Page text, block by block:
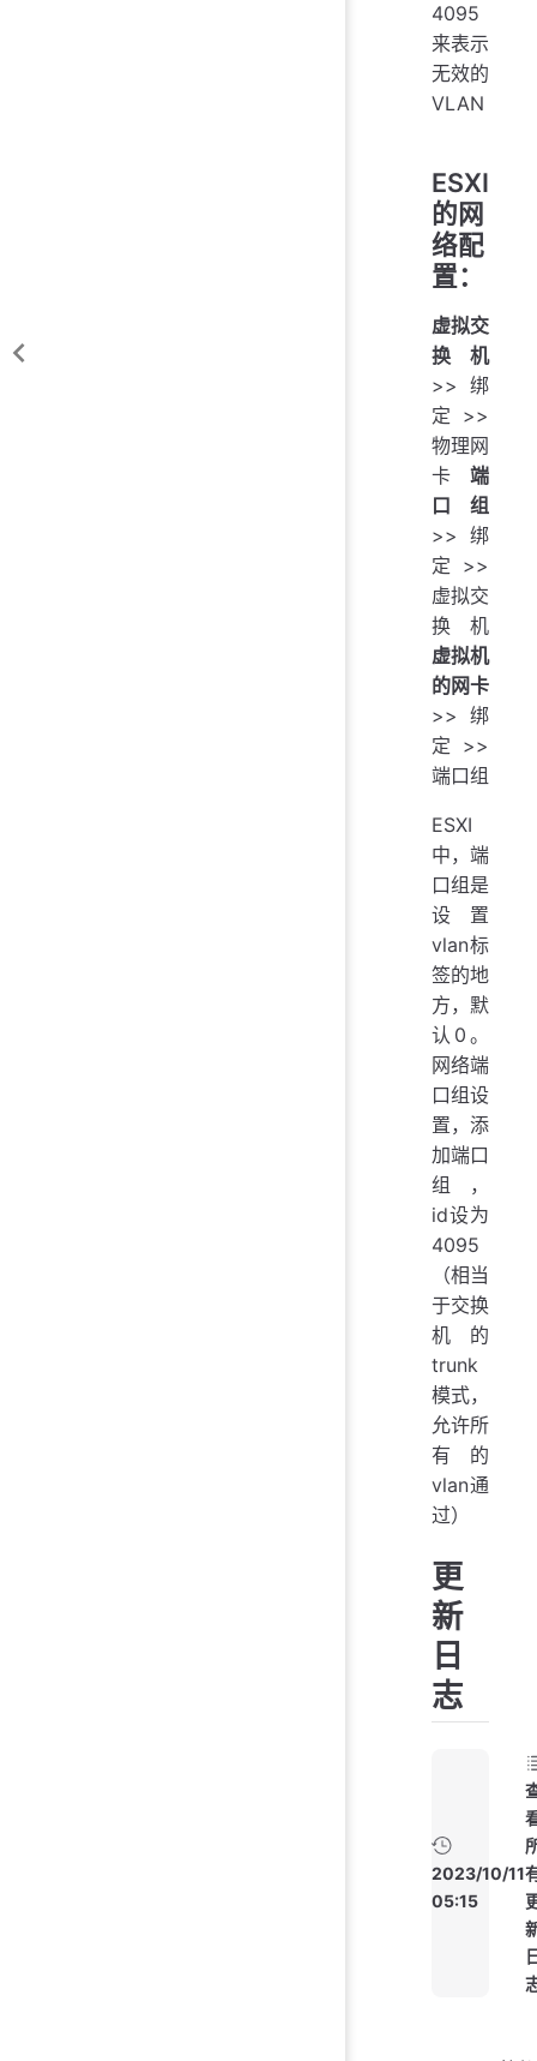
4095
来表示
无效的
VLAN
ESXI
的网
络配
置：
虚拟交
换机
>>绑
定>>
物理网
卡 端
口组
>>绑
定>>
虚拟交
换机
虚拟机
的网卡
>>绑
定>>
端口组
ESXI
中，端
口组是
设置
vlan标
签的地
方，默
认0。
网络端
口组设
置，添
加端口
组，
id设为
4095
（相当
于交换
机的
trunk
模式，
允许所
有的
vlan通
过）
更
新
日
志
2023/10/11
05:15